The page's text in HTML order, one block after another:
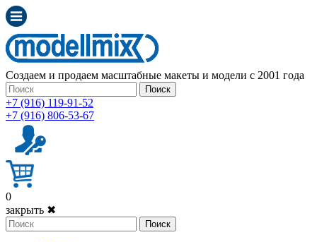
Создаем и продаем масштабные макеты и модели с 2001 года
Поиск
+7 (916) 119-91-52
+7 (916) 806-53-67
0
закрыть ✖
Поиск